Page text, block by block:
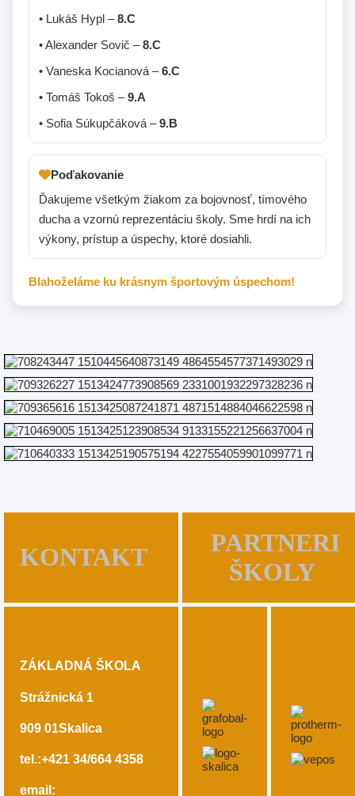
• Lukáš Hypl –8.C
• Alexander Sovič –8.C
• Vaneska Kocianová –6.C
• Tomáš Tokoš –9.A
• Sofia Súkupčáková –9.B
Poďakovanie
Ďakujeme všetkým žiakom za bojovnosť, tímového
ducha a vzornú reprezentáciu školy. Sme hrdí na ich
výkony, prístup a úspechy, ktoré dosiahli.
Blahoželáme ku krásnym športovým úspechom!
KONTAKT
PARTNERI
ŠKOLY
ZÁKLADNÁ ŠKOLA
Strážnická 1
909 01Skalica
tel.:+421 34/664 4358
email: